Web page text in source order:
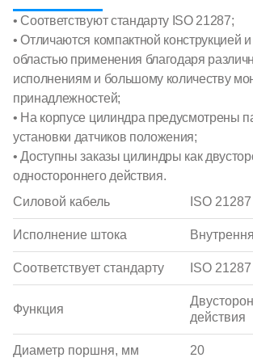
• Соответствуют стандарту ISO 21287;
• Отличаются компактной конструкцией
областью применения благодаря
исполнениям и большому количеству
принадлежностей;
• На корпусе цилиндра предусмотрены
установки датчиков положения;
• Доступны заказы цилиндры как
одностороннего действия.
Силовой кабель
ISO 21287
Исполнение штока
Соответствует стандарту ISO 21287
Функция
действия
Диаметр поршня, мм 20